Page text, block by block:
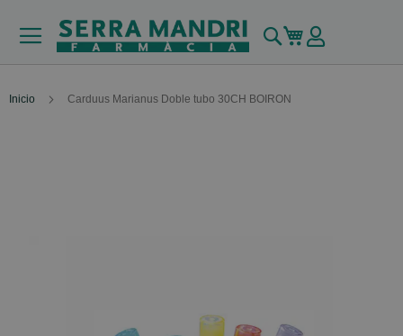
Buscar
Mi carrito
Inicio Carduus Marianus Doble tubo 30CH BOIRON